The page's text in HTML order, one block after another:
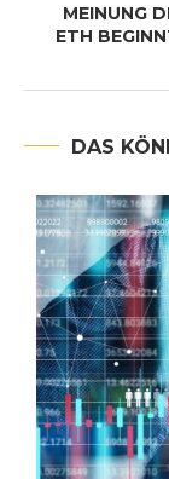
MEINUNG
ETH
DAS